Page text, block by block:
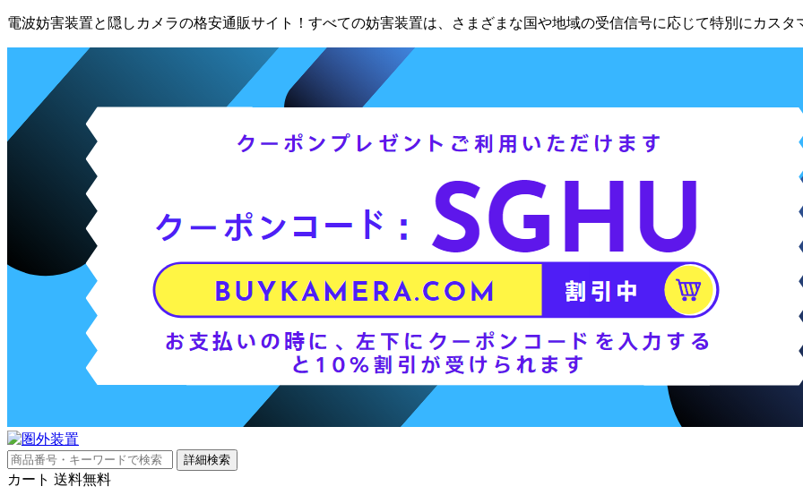
電波妨害装置と隠しカメラの格安通販サイト！すべての妨害装置は、さまざまな国や地域の受信信号に応じて特別にカスタ
詳細検索
カート 送料無料